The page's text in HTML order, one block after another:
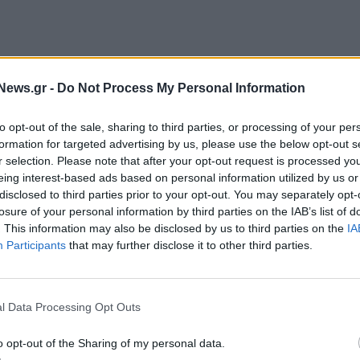
- Do Not Process My Personal Information
opt-out of the sale, sharing to third parties, or processing of your
for targeted advertising by us, please use the below opt-out
selection. Please note that after your opt-out request is processed
interest-based ads based on personal information utilized by us
to third parties prior to your opt-out. You may separately
of your personal information by third parties on the IAB’s list of
This information may also be disclosed by us to third parties on the
Participants that may further disclose it to other third parties.
Data Processing Opt Outs
opt-out of the Sharing of my personal data.
50% το πλαφόν για οφειλές προς τον e-ΕΦΚΑ,
πράξη τις δεσμεύσεις μας» είπε η κ. Μιχαηλίδου.
δυνατότητα στους ελεύθερους επαγγελματίες να
ή 10.000 ευρώ, αν είναι αγρότης, ορίζοντας ότι
60% της σύνταξης και, στη συνέχεια, θα δίνεται
Η Πολιτεία δεν επιθυμεί να υπάρχουν πολίτες
να εξυπηρετούν τα χρέη τους και να λαμβάνουν
από τη συγκεκριμένη ρύθμιση, ελεύθεροι
20.000 ευρώ ή αγρότες που όφειλαν πάνω
να λάβουν τη σύνταξη, να καταβάλουν το